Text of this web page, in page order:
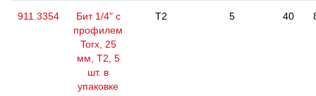
911.3354
Бит 1/4" с
профилем
Torx, 25
мм, Т2, 5
шт. в
упаковке
T2 5 40